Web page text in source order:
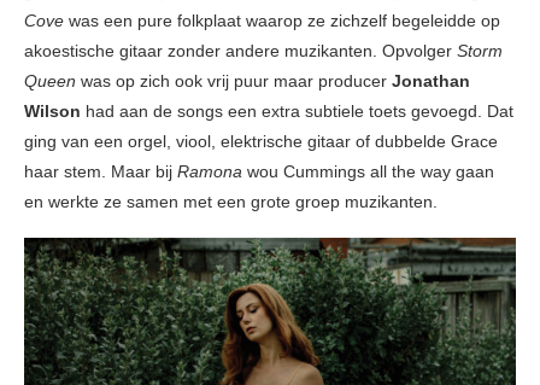
Cove was een pure folkplaat waarop ze zichzelf begeleidde op
akoestische gitaar zonder andere muzikanten. Opvolger Storm
Queen was op zich ook vrij puur maar producer Jonathan
Wilson had aan de songs een extra subtiele toets gevoegd. Dat
ging van een orgel, viool, elektrische gitaar of dubbelde Grace
haar stem. Maar bij Ramona wou Cummings all the way gaan
en werkte ze samen met een grote groep muzikanten.